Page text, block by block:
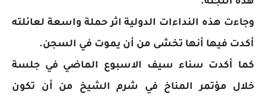
وجاءت هذه النداءات الدولية اثر حملة واسعة لعائلته
أكدت فيها أنها تخشى من أن يموت في السجن.
كما أكدت سناء سيف الاسبوع الماضي في جلسة
خلال مؤتمر المناخ في شرم الشيخ من أن تكون